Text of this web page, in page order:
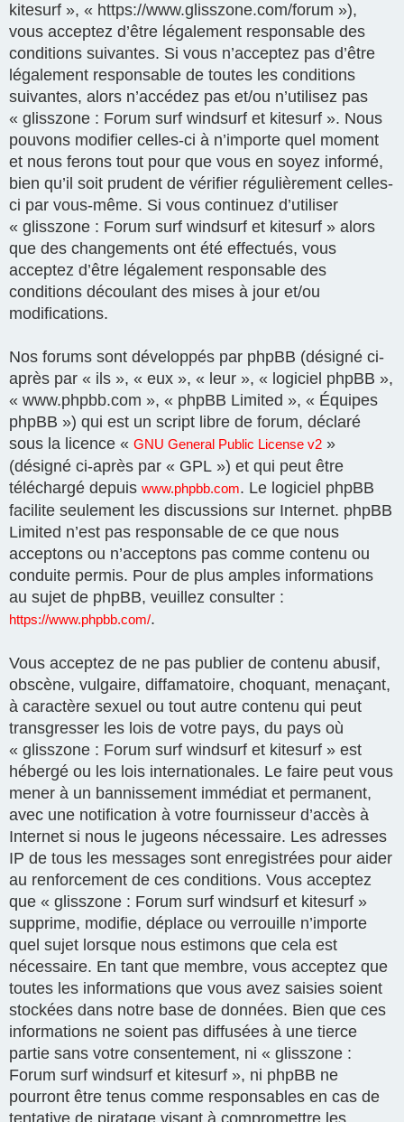
kitesurf », « https://www.glisszone.com/forum »),
vous acceptez d’être légalement responsable des
conditions suivantes. Si vous n’acceptez pas d’être
légalement responsable de toutes les conditions
suivantes, alors n’accédez pas et/ou n’utilisez pas
« glisszone : Forum surf windsurf et kitesurf ». Nous
pouvons modifier celles-ci à n’importe quel moment
et nous ferons tout pour que vous en soyez informé,
bien qu’il soit prudent de vérifier régulièrement celles-
ci par vous-même. Si vous continuez d’utiliser
« glisszone : Forum surf windsurf et kitesurf » alors
que des changements ont été effectués, vous
acceptez d’être légalement responsable des
conditions découlant des mises à jour et/ou
modifications.
Nos forums sont développés par phpBB (désigné ci-
après par « ils », « eux », « leur », « logiciel phpBB »,
« www.phpbb.com », « phpBB Limited », « Équipes
phpBB ») qui est un script libre de forum, déclaré
sous la licence « GNU General Public License v2 »
(désigné ci-après par « GPL ») et qui peut être
téléchargé depuis www.phpbb.com. Le logiciel phpBB
facilite seulement les discussions sur Internet. phpBB
Limited n’est pas responsable de ce que nous
acceptons ou n’acceptons pas comme contenu ou
conduite permis. Pour de plus amples informations
au sujet de phpBB, veuillez consulter :
https://www.phpbb.com/.
Vous acceptez de ne pas publier de contenu abusif,
obscène, vulgaire, diffamatoire, choquant, menaçant,
à caractère sexuel ou tout autre contenu qui peut
transgresser les lois de votre pays, du pays où
« glisszone : Forum surf windsurf et kitesurf » est
hébergé ou les lois internationales. Le faire peut vous
mener à un bannissement immédiat et permanent,
avec une notification à votre fournisseur d’accès à
Internet si nous le jugeons nécessaire. Les adresses
IP de tous les messages sont enregistrées pour aider
au renforcement de ces conditions. Vous acceptez
que « glisszone : Forum surf windsurf et kitesurf »
supprime, modifie, déplace ou verrouille n’importe
quel sujet lorsque nous estimons que cela est
nécessaire. En tant que membre, vous acceptez que
toutes les informations que vous avez saisies soient
stockées dans notre base de données. Bien que ces
informations ne soient pas diffusées à une tierce
partie sans votre consentement, ni « glisszone :
Forum surf windsurf et kitesurf », ni phpBB ne
pourront être tenus comme responsables en cas de